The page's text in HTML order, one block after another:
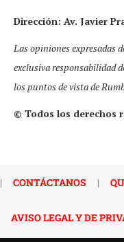
Dirección: Av. Javier
Las opiniones expresadas
exclusiva responsabilidad
los puntos de vista de
© Todos los derechos
| CONTÁCTANOS |
AVISO LEGAL Y DE